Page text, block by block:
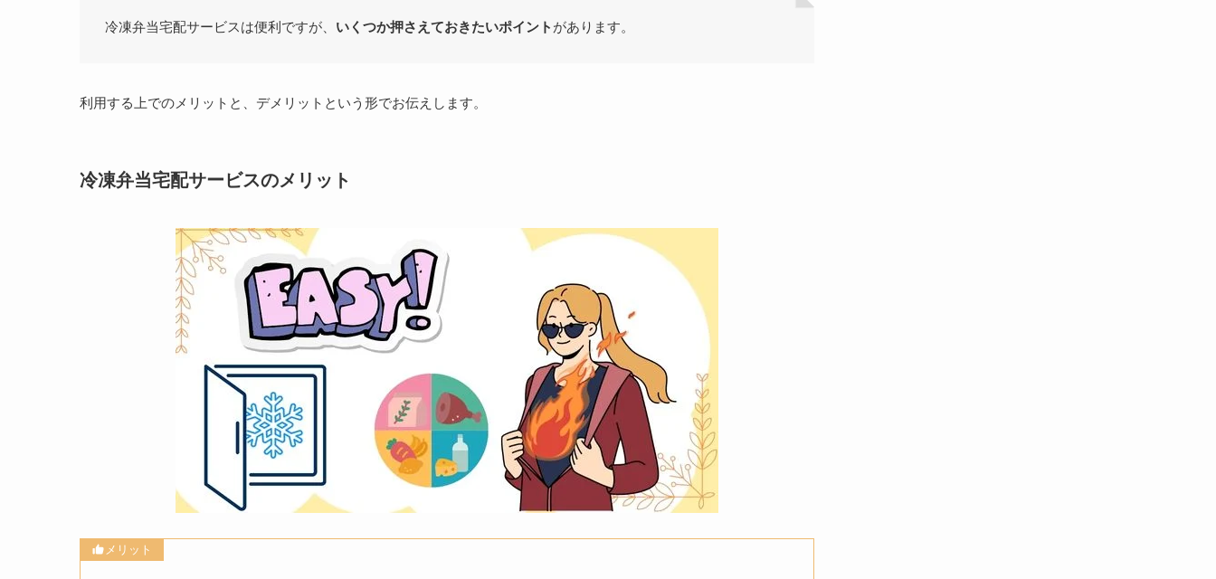
冷凍弁当宅配サービスは便利ですが、 いくつか押さえておきたいポイント があります。
利用する上でのメリットと、デメリットという形でお伝えします。
冷凍弁当宅配サービスのメリット
メリット